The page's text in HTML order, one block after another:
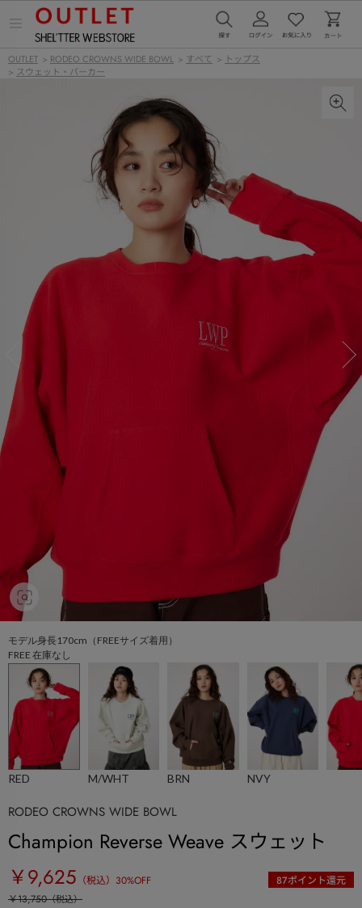
ー
を
OUTLET > RODEO CROWNS WIDE BOWL > すべて > トップス
> スウェット・パーカー
モデル身長170cm（FREEサイズ着用）
FREE 在庫なし
RED M/WHT BRN NVY
RODEO CROWNS WIDE BOWL
Champion Reverse Weave スウェット
￥9,625 （税込） 30%OFF 87ポイント還元
￥13,750（税込）